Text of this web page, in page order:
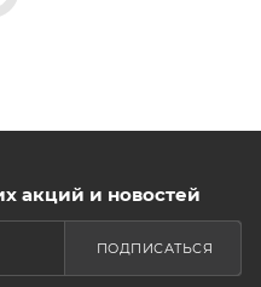
акций и новостей
ПОДПИСАТЬСЯ